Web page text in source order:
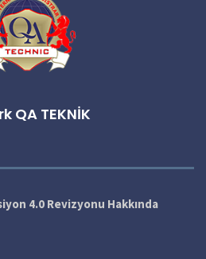
QA TEKNİK
4.0 Revizyonu Hakkında